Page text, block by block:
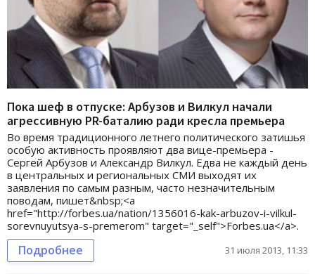
Пока шеф в отпуске: Арбузов и Вилкул начали
агрессивную PR-баталию ради кресла премьера
Во время традиционного летнего политического затишья
особую активность проявляют два вице-премьера -
Сергей Арбузов и Александр Вилкул. Едва не каждый день
в центральных и региональных СМИ выходят их
заявления по самым разным, часто незначительным
поводам, пишет&nbsp;<a
href="http://forbes.ua/nation/1356016-kak-arbuzov-i-vilkul-
sorevnuyutsya-s-premerom" target="_self">Forbes.ua</a>.
Подробнее 31 июля 2013, 11:33